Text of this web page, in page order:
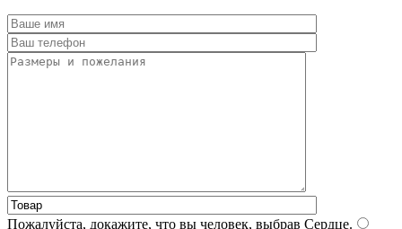
Пожалуйста, докажите, что вы человек, выбрав Сердце.